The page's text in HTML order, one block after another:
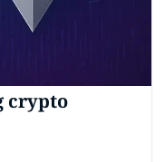
crypto